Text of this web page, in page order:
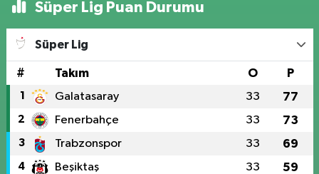
Süper Lig Puan Durumu
Süper Lig
# Takım O P
1 Galatasaray 33 77
2 Fenerbahçe 33 73
3 Trabzonspor 33 69
4 Beşiktaş 33 59